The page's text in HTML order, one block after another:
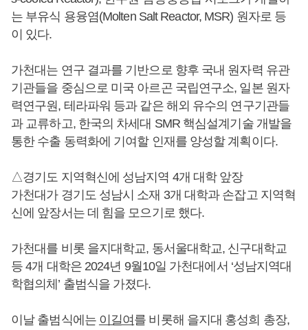
는 부유식 용융염(Molten Salt Reactor, MSR) 원자로 등
이 있다.
가천대는 연구 결과를 기반으로 향후 국내 원자력 유관
기관들을 중심으로 미국 아르곤 국립연구소, 일본 원자
력연구원, 테라파워 등과 같은 해외 유수의 연구기관들
과 교류하고, 한국의 차세대 SMR 핵심설계기술 개발을
통한 수출 동력화에 기여할 인재를 양성할 계획이다.
△경기도 지역혁신에 성남지역 4개 대학 앞장
가천대가 경기도 성남시 소재 3개 대학과 손잡고 지역혁
신에 앞장서는 데 힘을 모으기로 했다.
가천대를 비롯 을지대학교, 동서울대학교, 신구대학교
등 4개 대학은 2024년 9월10일 가천대에서 ‘성남지역대
학협의체’ 출범식을 가졌다.
이날 출범식에는 이길여 를 비롯해 을지대 홍성희 총장,